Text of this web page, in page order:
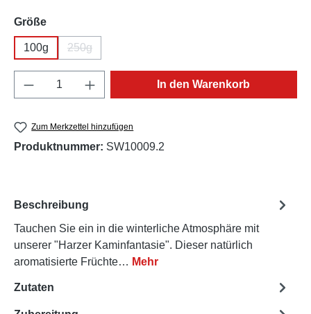
Größeauswählen
100g 250g
(Diese Option ist zurzeit nicht verfügbar.)
Produkt Anzahl: Gib den gewünschten
In den Warenkorb
Zum Merkzettel hinzufügen
Produktnummer: SW10009.2
Beschreibung
Tauchen Sie ein in die winterliche Atmosphäre mit
unserer "Harzer Kaminfantasie". Dieser natürlich
aromatisierte Früchte… Mehr
Zutaten